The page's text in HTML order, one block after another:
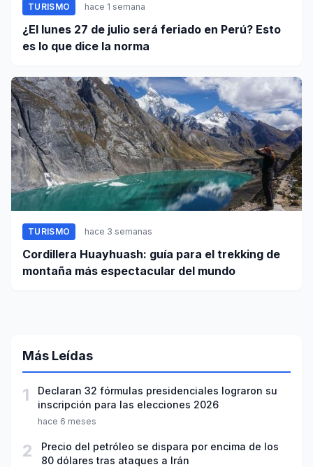
TURISMO hace 1 semana
¿El lunes 27 de julio será feriado en Perú? Esto
es lo que dice la norma
TURISMO hace 3 semanas
Cordillera Huayhuash: guía para el trekking de
montaña más espectacular del mundo
Más Leídas
1
Declaran 32 fórmulas presidenciales lograron su
inscripción para las elecciones 2026
hace 6 meses
2
Precio del petróleo se dispara por encima de los
80 dólares tras ataques a Irán